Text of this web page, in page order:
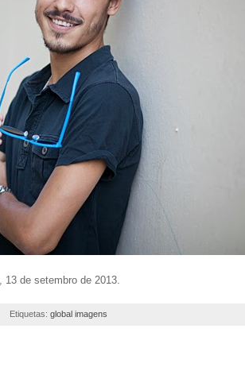
de setembro de 2013.
Etiquetas: global imagens